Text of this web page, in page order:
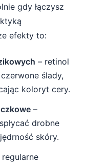
gdy łączysz
efekty to:
– retinol
ślady,
koloryt cery.
–
drobne
skóry.
regularne